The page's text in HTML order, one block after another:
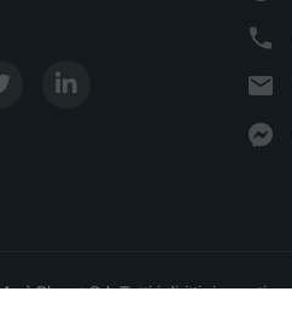
Amì Planet Srl.Tutti i diritti riservati.